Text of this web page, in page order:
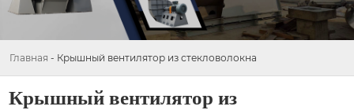
Главная - Крышный вентилятор из стекловолокна
Крышный вентилятор из